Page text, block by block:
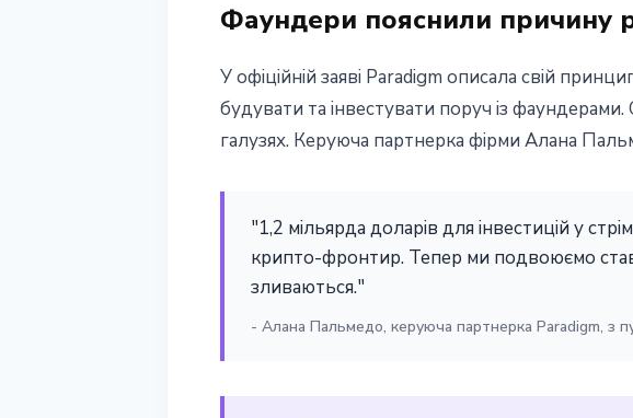
Фаундери пояснили причину
У офіційній заяві Paradigm описала свій
будувати та інвестувати поруч із
галузях. Керуюча партнерка фірми Алана
"1,2 мільярда доларів для інвестицій у
крипто-фронтир. Тепер ми подвоюємо
зливаються."
- Алана Пальмедо, керуюча партнерка Paradigm, з